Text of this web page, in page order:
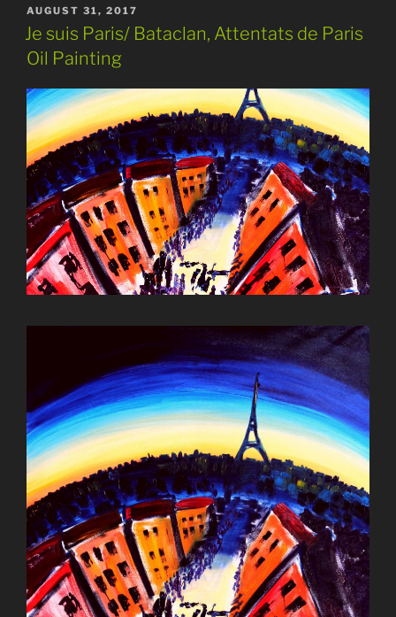
POSTED
ON
AUGUST 31, 2017
Je suis Paris/ Bataclan, Attentats de Paris
Oil Painting